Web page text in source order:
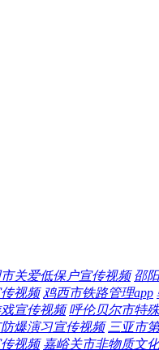
市关爱低保户宣传视频 邵
视频 鸡西市铁路管理app
宣传视频 呼伦贝尔市特
爆演习宣传视频 三亚市
视频 嘉峪关市非物质文